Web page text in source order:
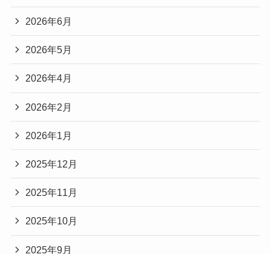
2026年6月
2026年5月
2026年4月
2026年2月
2026年1月
2025年12月
2025年11月
2025年10月
2025年9月